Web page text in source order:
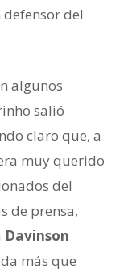
del
algunos
salió
claro que, a
muy querido
del
de prensa,
Davinson
más que